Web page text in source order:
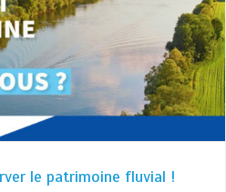
le patrimoine fluvial !